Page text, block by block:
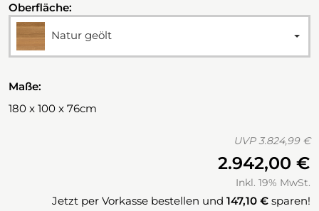
Oberfläche:
Natur geölt
Maße:
180 x 100 x 76cm
UVP3.824,99 €
2.942,00 €
Inkl. 19% MwSt.
Jetzt per Vorkasse bestellen und 147,10 € sparen!